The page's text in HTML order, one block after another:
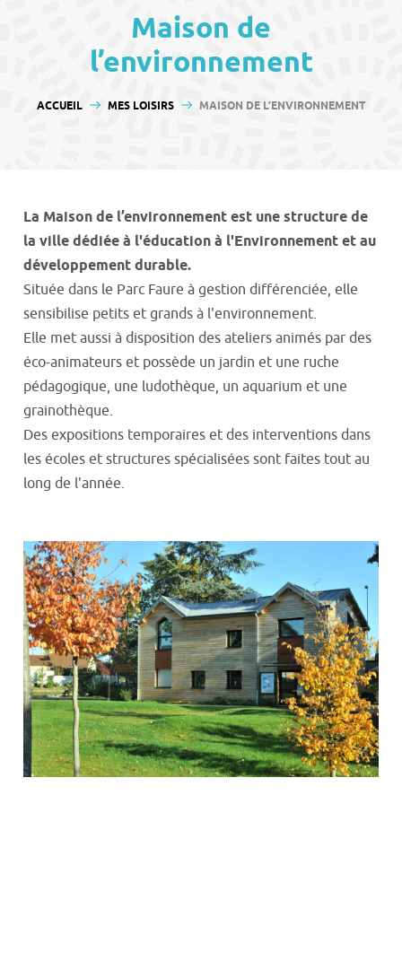
Maison de
l’environnement
VOUS ÊTES ICI :
ACCUEIL MES LOISIRS MAISON DE L’ENVIRONNEMENT
La Maison de l’environnement est une structure de
la ville dédiée à l'éducation à l'Environnement et au
développement durable.
Située dans le Parc Faure à gestion différenciée, elle
sensibilise petits et grands à l'environnement.
Elle met aussi à disposition des ateliers animés par des
éco-animateurs et possède un jardin et une ruche
pédagogique, une ludothèque, un aquarium et une
grainothèque.
Des expositions temporaires et des interventions dans
les écoles et structures spécialisées sont faites tout au
long de l'année.